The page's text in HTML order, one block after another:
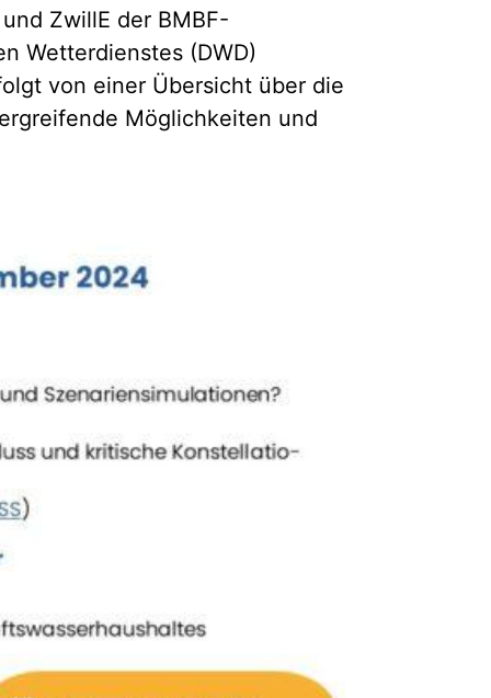
ZwillE der BMBF-
Wetterdienstes (DWD)
von einer Übersicht über die
Möglichkeiten und